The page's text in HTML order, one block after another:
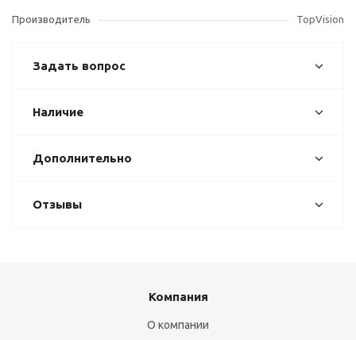
Производитель TopVision
Задать вопрос
Наличие
Дополнительно
Отзывы
Компания
О компании